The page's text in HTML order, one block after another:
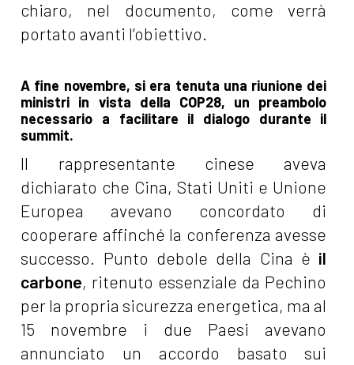
chiaro, nel documento, come verrà
portato avanti l’obiettivo.
A fine novembre, si era tenuta una riunione dei
ministri in vista della COP28, un preambolo
necessario a facilitare il dialogo durante il
summit.
Il rappresentante cinese aveva
dichiarato che Cina, Stati Uniti e Unione
Europea avevano concordato di
cooperare affinché la conferenza avesse
successo. Punto debole della Cina è il
carbone, ritenuto essenziale da Pechino
per la propria sicurezza energetica, ma al
15 novembre i due Paesi avevano
annunciato un accordo basato sui